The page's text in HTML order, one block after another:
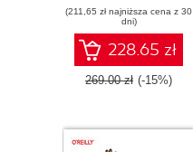
(211,65 zł najniższa cena z 30
dni)
228.65 zł
269.00 zł (-15%)